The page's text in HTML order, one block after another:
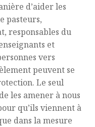
d’aider les
pasteurs,
responsables du
et
vers
peuvent se
Le seul
les amener à nous
qu’ils viennent à
dans la mesure